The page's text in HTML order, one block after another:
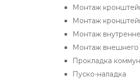
Монтаж
Монтаж
Монтаж
Монтаж внешнего
Прокладка
Пуско-наладка